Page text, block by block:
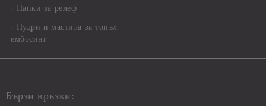
Папки за релеф
Пудри и мастила за топъл
ембосинг
Бързи връзки: